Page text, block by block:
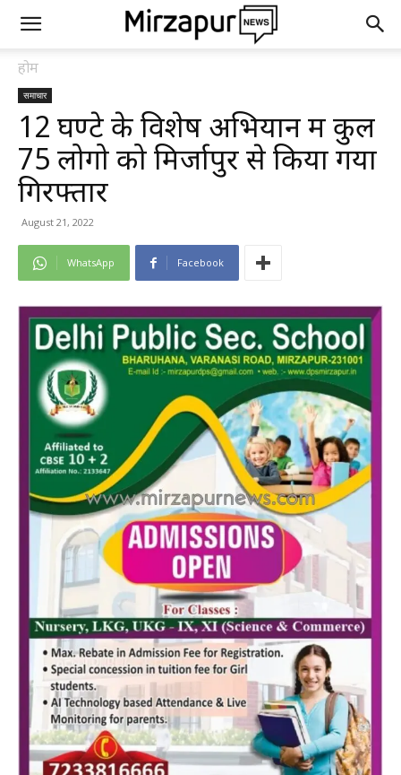
होम
समाचार
12 घण्टे के विशेष अभियान में कुल
75 लोगो को मिर्जापुर से किया गया
गिरफ्तार
August 21, 2022
WhatsApp Facebook